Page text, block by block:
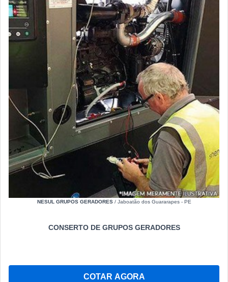
NESUL GRUPOS GERADORES/ Jaboatão dos Guararapes - PE
CONSERTO DE GRUPOS GERADORES
COTAR AGORA